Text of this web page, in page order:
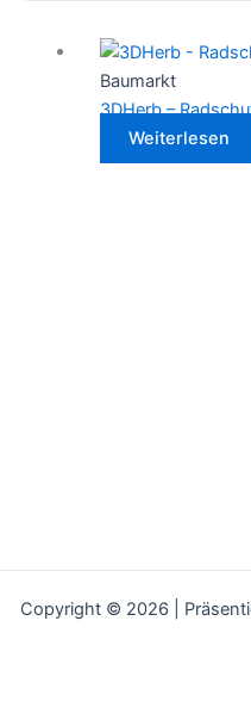
Baumarkt
3DHerb –
Weiterlesen
Copyright © 2026 |